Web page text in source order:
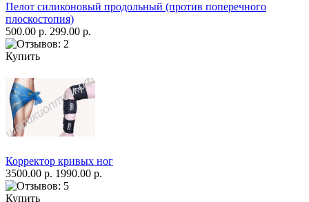
Пелот силиконовый продольный (против поперечного
плоскостопия)
500.00 р. 299.00 р.
Купить
Корректор кривых ног
3500.00 р. 1990.00 р.
Купить